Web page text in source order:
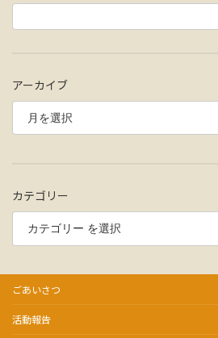
アーカイブ
カテゴリー
ごあいさつ
活動報告